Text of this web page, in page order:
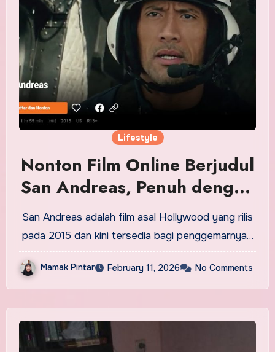
Lifestyle
Nonton Film Online Berjudul
San Andreas, Penuh dengan
Ketegangan
San Andreas adalah film asal Hollywood yang rilis
pada 2015 dan kini tersedia bagi penggemarnya…
Mamak Pintar February 11, 2026 No Comments